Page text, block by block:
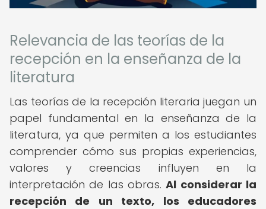
Relevancia de las teorías de la
recepción en la enseñanza de la
literatura
Las teorías de la recepción literaria juegan un
papel fundamental en la enseñanza de la
literatura, ya que permiten a los estudiantes
comprender cómo sus propias experiencias,
valores y creencias influyen en la
interpretación de las obras.Al considerar la
recepción de un texto, los educadores